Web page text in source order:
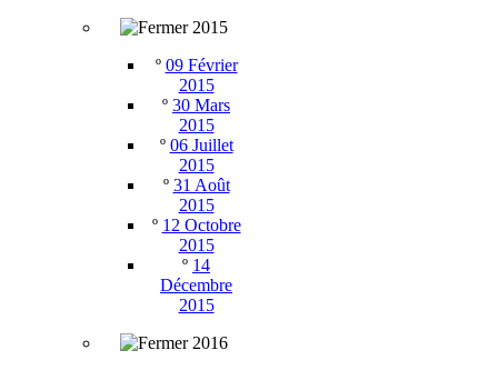
2015
º 09 Février
2015
º 30 Mars
2015
º 06 Juillet
2015
º 31 Août
2015
º 12 Octobre
2015
º 14
Décembre
2015
2016